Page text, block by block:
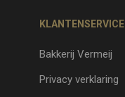
KLANTENSERVICE
Bakkerij Vermeij
Privacy verklaring